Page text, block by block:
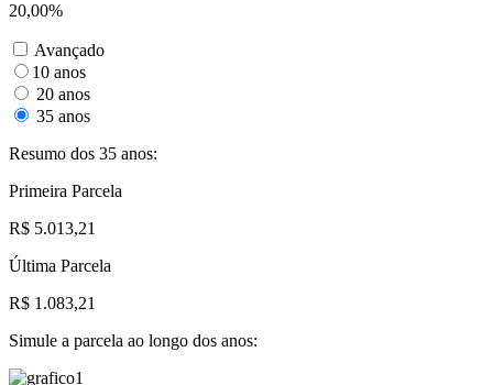
20,00%
Avançado
10 anos
20 anos
35 anos
Resumo dos 35 anos:
Primeira Parcela
R$ 5.013,21
Última Parcela
R$ 1.083,21
Simule a parcela ao longo dos anos: